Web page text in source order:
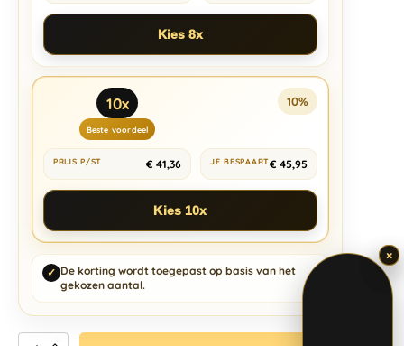
Kies 8x
10x
Beste voordeel
10%
€ 41,36 € 45,95
Kies 10x
✓ De korting wordt toegepast op basis van het
gekozen aantal.
×
×